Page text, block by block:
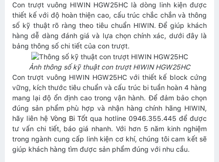
Con trượt vuông HIWIN HGW25HC là dòng linh kiện được
thiết kế với độ hoàn thiện cao, cấu trúc chắc chắn và thông
số kỹ thuật rõ ràng theo tiêu chuẩn HIWIN. Để giúp khách
hàng dễ dàng đánh giá và lựa chọn chính xác, dưới đây là
bảng thông số chi tiết của con trượt.
Ảnh thông số kỹ thuật con trượt HIWIN HGW25HC
Con trượt vuông HIWIN HGW25HC với thiết kế block cứng
vững, kích thước tiêu chuẩn và cấu trúc bi tuần hoàn 4 hàng
mang lại độ ổn định cao trong vận hành. Để đảm bảo chọn
đúng sản phẩm phù hợp và nhận hàng chính hãng HIWIN,
hãy liên hệ Vòng Bi Tốt qua hotline 0946.355.445 để được
tư vấn chi tiết, báo giá nhanh. Với hơn 5 năm kinh nghiệm
trong ngành cung cấp linh kiện cơ khí, chúng tôi cam kết sẽ
giúp khách hàng tìm được sản phẩm đúng với nhu cầu.